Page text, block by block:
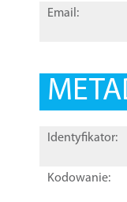
Email:
Identyfikator:
Kodowanie: